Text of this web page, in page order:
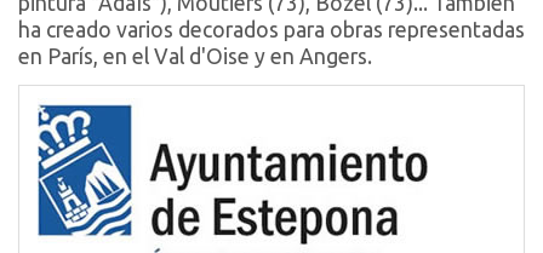
ha creado varios decorados para obras representadas
en París, en el Val d'Oise y en Angers.